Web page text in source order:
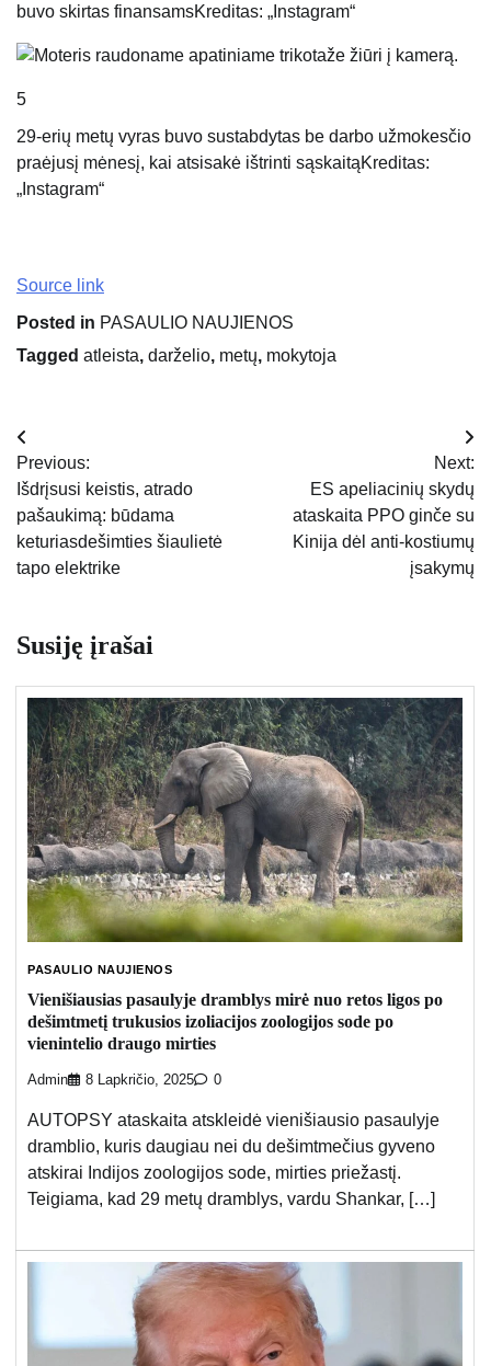
buvo skirtas finansamsKreditas: „Instagram“
5
29-erių metų vyras buvo sustabdytas be darbo užmokesčio
praėjusį mėnesį, kai atsisakė ištrinti sąskaitąKreditas:
„Instagram“
Source link
Posted in PASAULIO NAUJIENOS
Tagged atleista, darželio, metų, mokytoja
Navigacija
tarp
įrašų
Previous:
Išdrįsusi keistis, atrado
pašaukimą: būdama
keturiasdešimties šiaulietė
tapo elektrike
Next:
ES apeliacinių skydų
ataskaita PPO ginče su
Kinija dėl anti-kostiumų
įsakymų
Susiję įrašai
PASAULIO NAUJIENOS
Vienišiausias pasaulyje dramblys mirė nuo retos ligos po
dešimtmetį trukusios izoliacijos zoologijos sode po
vienintelio draugo mirties
Admin 8 Lapkričio, 2025 0
AUTOPSY ataskaita atskleidė vienišiausio pasaulyje
dramblio, kuris daugiau nei du dešimtmečius gyveno
atskirai Indijos zoologijos sode, mirties priežastį.
Teigiama, kad 29 metų dramblys, vardu Shankar, […]